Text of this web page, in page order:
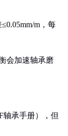
m，每
会加速轴承磨
轴承手册），但